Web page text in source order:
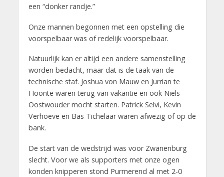
een “donker randje.”
Onze mannen begonnen met een opstelling die
voorspelbaar was of redelijk voorspelbaar.
Natuurlijk kan er altijd een andere samenstelling
worden bedacht, maar dat is de taak van de
technische staf. Joshua von Mauw en Jurrian te
Hoonte waren terug van vakantie en ook Niels
Oostwouder mocht starten. Patrick Selvi, Kevin
Verhoeve en Bas Tichelaar waren afwezig of op de
bank.
De start van de wedstrijd was voor Zwanenburg
slecht. Voor we als supporters met onze ogen
konden knipperen stond Purmerend al met 2-0